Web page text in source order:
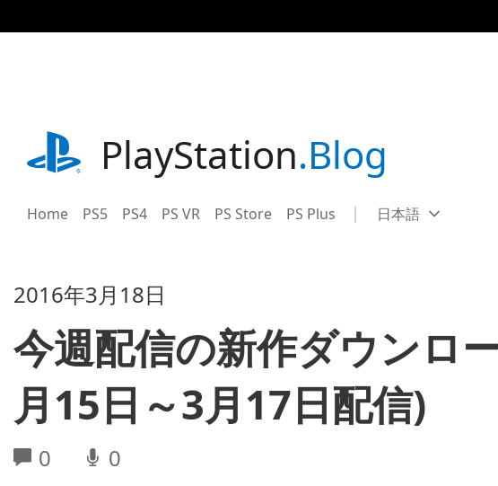
事
playstation.comPlayStation.Blog
Home PS5 PS4 PS VR PS Store PS Plus Select
Current
日本語
2016年3月18日
今週配信の新作ダウンロ
月15日～3月17日配信)
0 0